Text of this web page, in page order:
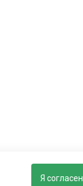
Я согласен